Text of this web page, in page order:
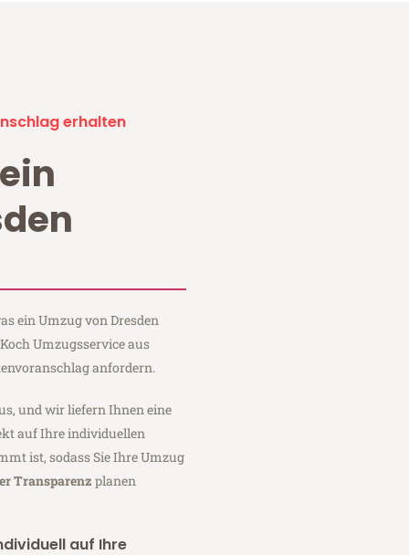
erhalten
ein Umzug von Dresden
Umzugsservice aus
anfordern.
und wir liefern Ihnen eine
auf Ihre individuellen
ist, sodass Sie Ihre Umzug
Transparenz planen
auf Ihre